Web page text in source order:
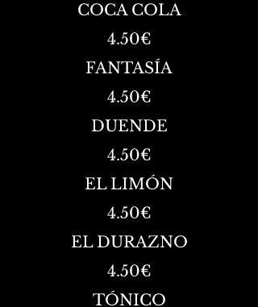
COCA COLA
4.50€
FANTASÍA
4.50€
DUENDE
4.50€
EL LIMÓN
4.50€
EL DURAZNO
4.50€
TÓNICO